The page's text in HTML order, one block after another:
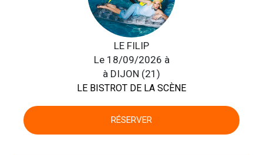
LE FILIP
Le 18/09/2026 à
à DIJON (21)
LE BISTROT DE LA SCÈNE
RÉSERVER